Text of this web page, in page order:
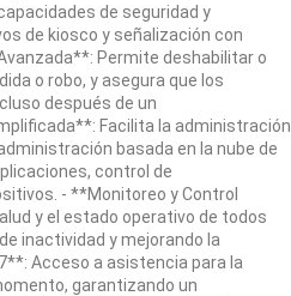
de seguridad y
de kiosco y señalización con
Permite deshabilitar o
o robo, y asegura que los
después de un
Facilita la administración
basada en la nube de
control de
- **Monitoreo y Control
y el estado operativo de todos
inactividad y mejorando la
Acceso a asistencia para la
garantizando un